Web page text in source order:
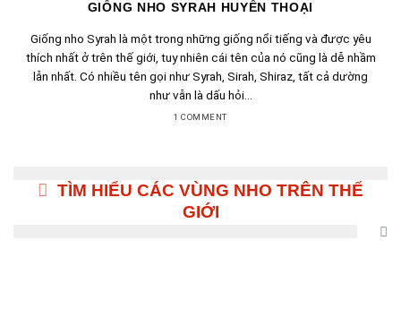
GIỐNG NHO SYRAH HUYỀN THOẠI
Giống nho Syrah là một trong những giống nổi tiếng và được yêu
thích nhất ở trên thế giới, tuy nhiên cái tên của nó cũng là dễ nhầm
lẫn nhất. Có nhiều tên gọi như Syrah, Sirah, Shiraz, tất cả dường
như vẫn là dấu hỏi...
1 COMMENT
TÌM HIỂU CÁC VÙNG NHO TRÊN THẾ
GIỚI